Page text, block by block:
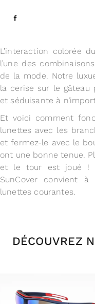
L’interaction colorée
l’une des
de la mode. Notre
la cerise sur le gâteau
et séduisante à
Et voici comment
lunettes avec les
et fermez-le avec le
ont une bonne tenue.
et le tour est joué !
SunCover convient
lunettes courantes.
DÉCOUVREZ